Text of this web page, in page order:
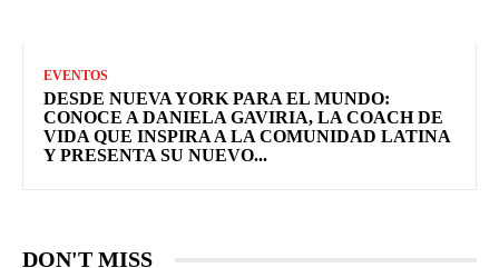
EVENTOS
DESDE NUEVA YORK PARA EL MUNDO:
CONOCE A DANIELA GAVIRIA, LA COACH DE
VIDA QUE INSPIRA A LA COMUNIDAD LATINA
Y PRESENTA SU NUEVO...
DON'T MISS